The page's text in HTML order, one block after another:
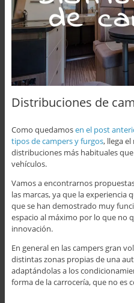
Distribuciones de
Como quedamosen el post
tipos de campers y furgos, llega
distribuciones más habituales
vehículos.
Vamos a encontrarnos
las marcas, ya que la experiencia
que se han demostrado muy
espacio al máximo por lo que no
innovación.
En general en las campers gran
distintas zonas propias de una
adaptándolas a los
forma de la carrocería, que no es